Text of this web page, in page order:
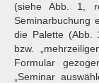
(siehe Abb. 1,
Seminarbuchung
die Palette (Abb.
bzw.
Formular
„Seminar